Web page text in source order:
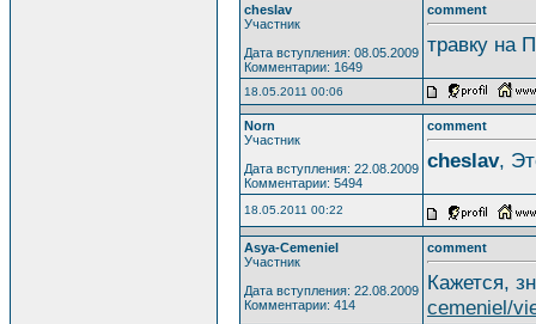
cheslav
Участник
Дата вступления: 08.05.2009
Комментарии: 1649
comment
травку на
18.05.2011 00:06
Norn
Участник
Дата вступления: 22.08.2009
Комментарии: 5494
comment
cheslav,
18.05.2011 00:22
Asya-Cemeniel
Участник
Дата вступления: 22.08.2009
Комментарии: 414
comment
Кажется,
cemeniel/